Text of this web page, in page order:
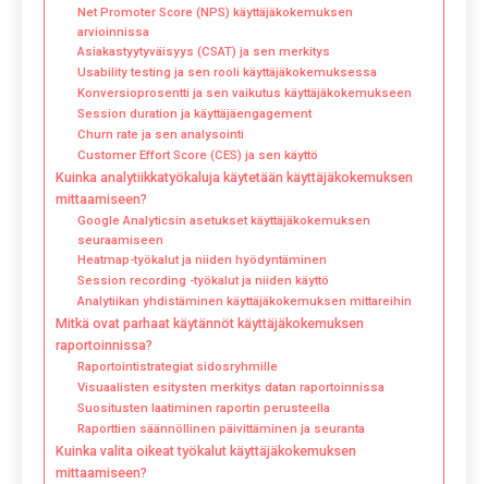
Net Promoter Score (NPS) käyttäjäkokemuksen
arvioinnissa
Asiakastyytyväisyys (CSAT) ja sen merkitys
Usability testing ja sen rooli käyttäjäkokemuksessa
Konversioprosentti ja sen vaikutus käyttäjäkokemukseen
Session duration ja käyttäjäengagement
Churn rate ja sen analysointi
Customer Effort Score (CES) ja sen käyttö
Kuinka analytiikkatyökaluja käytetään käyttäjäkokemuksen
mittaamiseen?
Google Analyticsin asetukset käyttäjäkokemuksen
seuraamiseen
Heatmap-työkalut ja niiden hyödyntäminen
Session recording -työkalut ja niiden käyttö
Analytiikan yhdistäminen käyttäjäkokemuksen mittareihin
Mitkä ovat parhaat käytännöt käyttäjäkokemuksen
raportoinnissa?
Raportointistrategiat sidosryhmille
Visuaalisten esitysten merkitys datan raportoinnissa
Suositusten laatiminen raportin perusteella
Raporttien säännöllinen päivittäminen ja seuranta
Kuinka valita oikeat työkalut käyttäjäkokemuksen
mittaamiseen?